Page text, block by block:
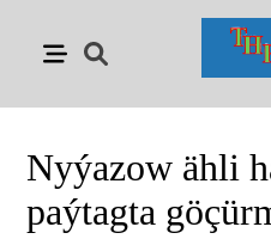
Nyýazow ähli
paýtagta